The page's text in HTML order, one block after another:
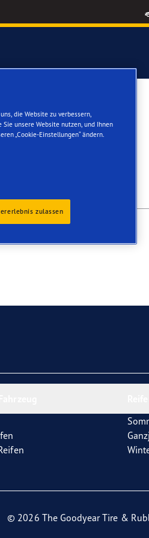
UltraGrip Performance 3
© 2026 The Goodyear Tire &
die Website zu verbessern,
unsere Website nutzen, und Ihnen
„Cookie-Einstellungen“ ändern.
zulassen